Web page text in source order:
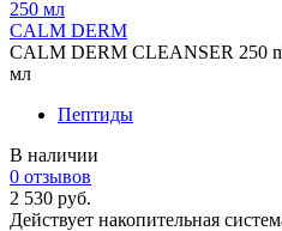
CALM DERM
CALM DERM CLEANSER 250
мл
Пептиды
В наличии
0 отзывов
2 530 руб.
Действует накопительная